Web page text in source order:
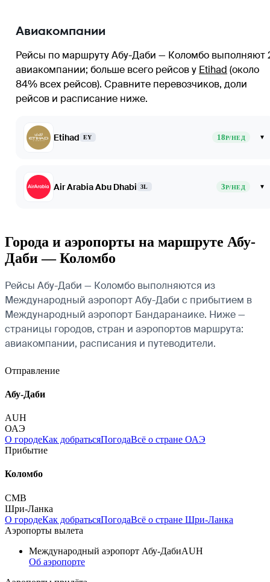
Авиакомпании
Рейсы по маршруту Абу-Даби — Коломбо выполняют
авиакомпании; больше всего рейсов у Etihad (около
84% всех рейсов). Сравните перевозчиков, доли
рейсов и расписание ниже.
Etihad EY 18Р/НЕД ▾
Air Arabia Abu Dhabi 3L 3Р/НЕД ▾
Города и аэропорты на маршруте Абу-
Даби — Коломбо
Рейсы Абу-Даби — Коломбо выполняются из
Международный аэропорт Абу-Даби с прибытием в
Международный аэропорт Бандаранаике. Ниже —
страницы городов, стран и аэропортов маршрута:
авиакомпании, расписания и путеводители.
Отправление
Абу-Даби
AUH
ОАЭ
О городеКак добратьсяПогодаВсё о стране ОАЭ
Прибытие
Коломбо
CMB
Шри-Ланка
О городеКак добратьсяПогодаВсё о стране Шри-Ланка
Аэропорты вылета
Международный аэропорт Абу-ДабиAUH
Об аэропорте